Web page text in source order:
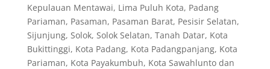
Kepulauan Mentawai, Lima Puluh Kota, Padang
Pariaman, Pasaman, Pasaman Barat, Pesisir Selatan,
Sijunjung, Solok, Solok Selatan, Tanah Datar, Kota
Bukittinggi, Kota Padang, Kota Padangpanjang, Kota
Pariaman, Kota Payakumbuh, Kota Sawahlunto dan